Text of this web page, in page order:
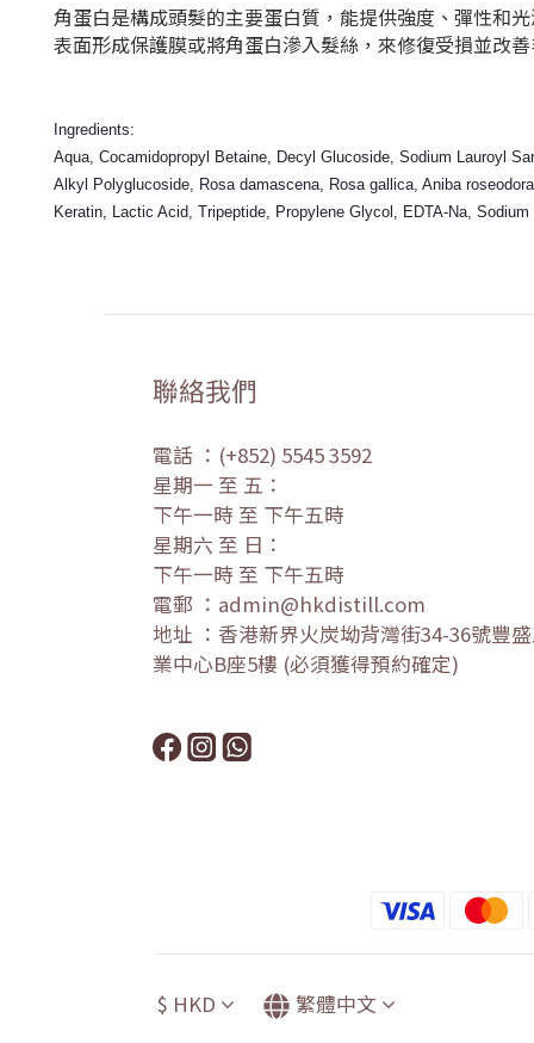
角蛋白是構成頭髮的主要蛋白質，能提供強度、彈性和
表面形成保護膜或將角蛋白滲入髮絲，來修復受損並改
Ingredients:
Aqua, Cocamidopropyl Betaine, Decyl Glucoside, Sodium Lauroyl
Alkyl Polyglucoside, Rosa damascena, Rosa gallica, Aniba
Keratin, Lactic Acid, Tripeptide, Propylene Glycol, EDTA-Na,
聯絡我們
電話 ：(+852) 5545 3592
星期一 至 五：
下午一時 至 下午五時
星期六 至 日：
下午一時 至 下午五時
電郵 ：admin@hkdistill.com
地址 ：香港新界火炭坳背灣街34-36號豐
業中心B座5樓 (必須獲得預約確定)
$ HKD 繁體中文